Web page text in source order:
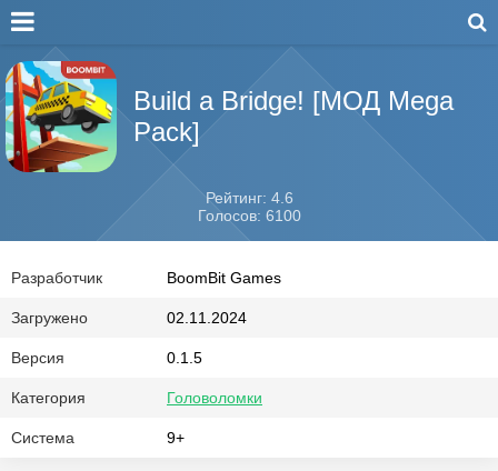
Build a Bridge! [МОД Mega
Pack]
Рейтинг: 4.6
Голосов: 6100
Разработчик BoomBit Games
Загружено 02.11.2024
Версия 0.1.5
Категория Головоломки
Система 9+